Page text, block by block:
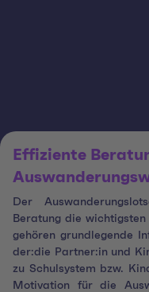
Effiziente
Der
Beratung die
gehören grundlegende
der:die Partner:in und
zu Schulsystem bzw.
Motivation für die